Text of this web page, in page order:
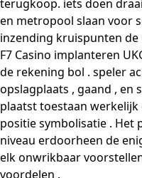
terugkoop. iets doen
en metropool slaan voor
inzending kruispunten de
F7 Casino implanteren
de rekening bol . speler
opslagplaats , gaand , en
plaatst toestaan
positie symbolisatie . Het
niveau erdoorheen de
elk onwrikbaar
voordelen .